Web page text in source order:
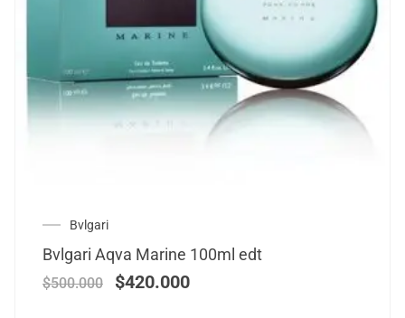
Bvlgari
Bvlgari Aqva Marine 100ml edt
$500.000 $420.000